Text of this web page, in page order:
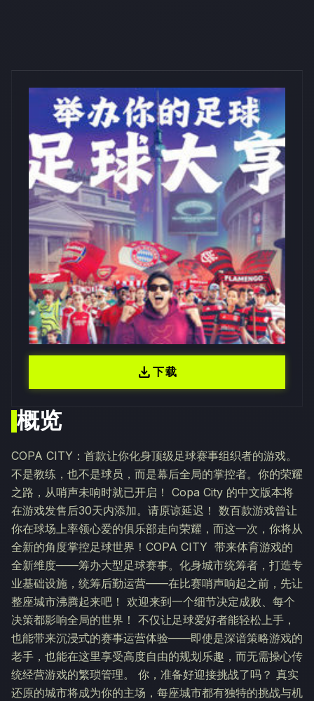
概览
COPA CITY：首款让你化身顶级足球赛事组织者的游戏。
不是教练，也不是球员，而是幕后全局的掌控者。你的荣耀
之路，从哨声未响时就已开启！ Copa City 的中文版本将
在游戏发售后30天内添加。请原谅延迟！ 数百款游戏曾让
你在球场上率领心爱的俱乐部走向荣耀，而这一次，你将从
全新的角度掌控足球世界！COPA CITY 带来体育游戏的
全新维度——筹办大型足球赛事。化身城市统筹者，打造专
业基础设施，统筹后勤运营——在比赛哨声响起之前，先让
整座城市沸腾起来吧！ 欢迎来到一个细节决定成败、每个
决策都影响全局的世界！ 不仅让足球爱好者能轻松上手，
也能带来沉浸式的赛事运营体验——即使是深谙策略游戏的
老手，也能在这里享受高度自由的规划乐趣，而无需操心传
统经营游戏的繁琐管理。 你，准备好迎接挑战了吗？ 真实
还原的城市将成为你的主场，每座城市都有独特的挑战与机
download下载